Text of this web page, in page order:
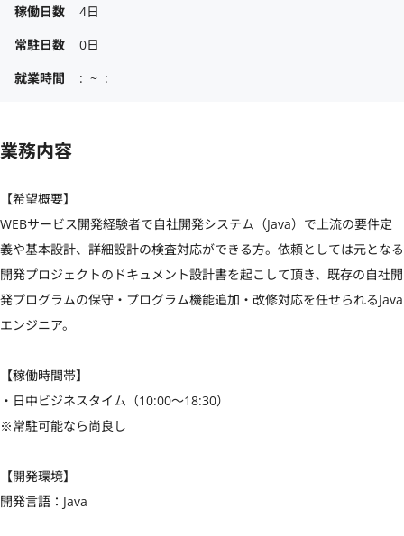
稼働日数
4日
常駐日数
0日
就業時間
:  ~  :
業務内容
【希望概要】
WEBサービス開発経験者で自社開発システム（Java）で上流の要件定
義や基本設計、詳細設計の検査対応ができる方。依頼としては元となる
開発プロジェクトのドキュメント設計書を起こして頂き、既存の自社開
発プログラムの保守・プログラム機能追加・改修対応を任せられるJava
エンジニア。
【稼働時間帯】
・日中ビジネスタイム（10:00〜18:30）
※常駐可能なら尚良し
【開発環境】
開発言語：Java